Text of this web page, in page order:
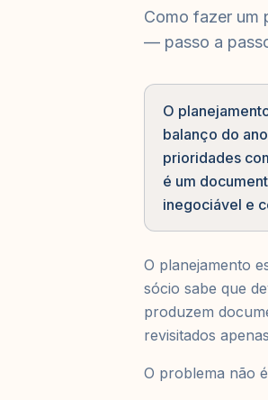
Como fazer um
— passo a
O
balanço do
prioridades
é um
inegociável e
O planejamento
sócio sabe que
produzem
revisitados
O problema não